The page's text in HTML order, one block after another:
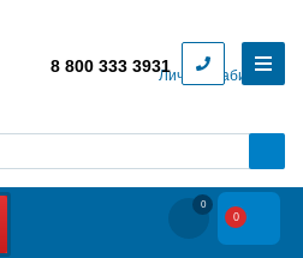
Личный кабинет
8 800 333 3931
0
0